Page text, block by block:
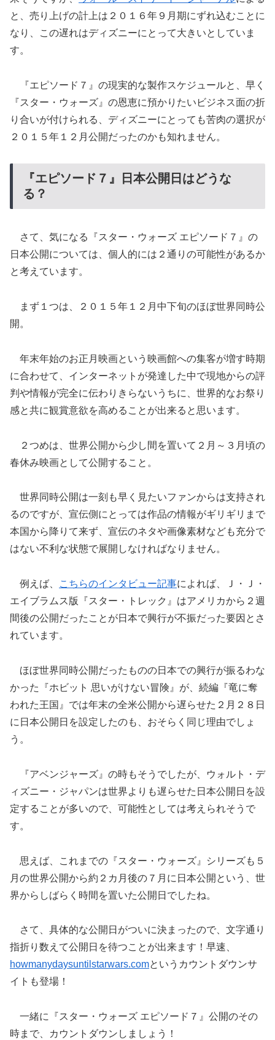
と、売り上げの計上は２０１６年９月期にずれ込むことに
なり、この遅れはディズニーにとって大きいとしていま
す。
『エピソード７』の現実的な製作スケジュールと、早く
『スター・ウォーズ』の恩恵に預かりたいビジネス面の折
り合いが付けられる、ディズニーにとっても苦肉の選択が
２０１５年１２月公開だったのかも知れません。
『エピソード７』日本公開日はどうな
る？
さて、気になる『スター・ウォーズ エピソード７』の
日本公開については、個人的には２通りの可能性があるか
と考えています。
まず１つは、２０１５年１２月中下旬のほぼ世界同時公
開。
年末年始のお正月映画という映画館への集客が増す時期
に合わせて、インターネットが発達した中で現地からの評
判や情報が完全に伝わりきらないうちに、世界的なお祭り
感と共に観賞意欲を高めることが出来ると思います。
２つめは、世界公開から少し間を置いて２月～３月頃の
春休み映画として公開すること。
世界同時公開は一刻も早く見たいファンからは支持され
るのですが、宣伝側にとっては作品の情報がギリギリまで
本国から降りて来ず、宣伝のネタや画像素材なども充分で
はない不利な状態で展開しなければなりません。
例えば、 こちらのインタビュー記事によれば、Ｊ・Ｊ・
エイブラムス版『スター・トレック』はアメリカから２週
間後の公開だったことが日本で興行が不振だった要因とさ
れています。
ほぼ世界同時公開だったものの日本での興行が振るわな
かった『ホビット 思いがけない冒険』が、続編『竜に奪
われた王国』では年末の全米公開から遅らせた２月２８日
に日本公開日を設定したのも、おそらく同じ理由でしょ
う。
『アベンジャーズ』の時もそうでしたが、ウォルト・デ
ィズニー・ジャパンは世界よりも遅らせた日本公開日を設
定することが多いので、可能性としては考えられそうで
す。
思えば、これまでの『スター・ウォーズ』シリーズも５
月の世界公開から約２カ月後の７月に日本公開という、世
界からしばらく時間を置いた公開日でしたね。
さて、具体的な公開日がついに決まったので、文字通り
指折り数えて公開日を待つことが出来ます！早速、
howmanydaysuntilstarwars.comというカウントダウンサ
イトも登場！
一緒に『スター・ウォーズ エピソード７』公開のその
時まで、カウントダウンしましょう！